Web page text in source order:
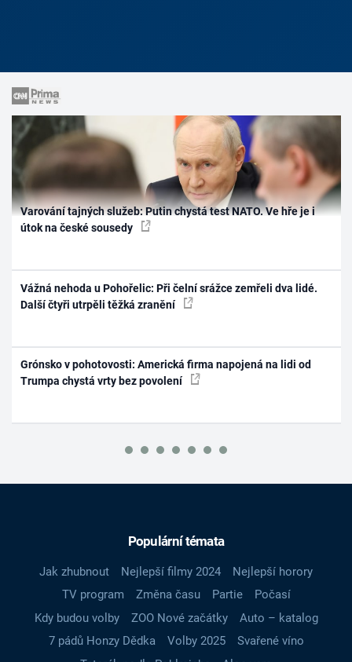
Varování tajných služeb: Putin chystá test NATO. Ve hře je i
útok na české sousedy
Vážná nehoda u Pohořelic: Při čelní srážce zemřeli dva lidé.
Další čtyři utrpěli těžká zranění
Grónsko v pohotovosti: Americká firma napojená na lidi od
Trumpa chystá vrty bez povolení
Populární témata
Jak zhubnout Nejlepší filmy 2024
Nejlepší horory
TV program
Změna času Partie
Počasí
Kdy budou volby
ZOO Nové začátky
Auto – katalog
7 pádů Honzy Dědka
Volby 2025
Svařené víno